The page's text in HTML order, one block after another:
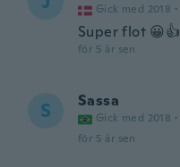
Gick med 2018 ·
Super flot 😀👍
för 5 år sen
S Sassa
Gick med 2018 ·
för 5 år sen